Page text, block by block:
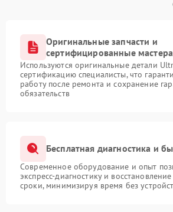
Оригинальные запчасти и
сертифицированные мастера
Используются оригинальные детали
сертификацию специалисты, что
работу после ремонта и сохранение
обязательств
Бесплатная диагностика и
Современное оборудование и опыт
экспресс-диагностику и
сроки, минимизируя время без